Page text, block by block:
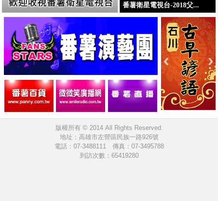
番薯衛星電視台-2018父...
版權所有 © 2014 All Rights Reserved.
地址：高雄市左營區民族一路926號
電話：07-3488111 傳真：07-3495788
到訪次數：65419280